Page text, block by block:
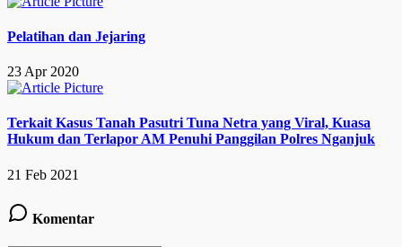
Pelatihan dan Jejaring
23 Apr 2020
Terkait Kasus Tanah Pasutri Tuna Netra yang Viral, Kuasa
Hukum dan Terlapor AM Penuhi Panggilan Polres Nganjuk
21 Feb 2021
Komentar